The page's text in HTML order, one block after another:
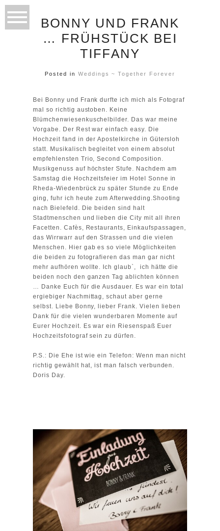
BONNY UND FRANK
… FRÜHSTÜCK BEI
TIFFANY
Posted in Weddings ~ Together Forever
Bei Bonny und Frank durfte ich mich als Fotograf
mal so richtig austoben. Keine
Blümchenwiesenkuschelbilder. Das war meine
Vorgabe. Der Rest war einfach easy. Die
Hochzeit fand in der Apostelkirche in Gütersloh
statt. Musikalisch begleitet von einem absolut
empfehlensten Trio,Second Composition.
Musikgenuss auf höchster Stufe. Nachdem am
Samstag die Hochzeitsfeier im Hotel Sonne in
Rheda-Wiedenbrück zu später Stunde zu Ende
ging, fuhr ich heute zum Afterwedding.Shooting
nach Bielefeld. Die beiden sind halt
Stadtmenschen und lieben die City mit all ihren
Facetten. Cafès, Restaurants, Einkaufspassagen,
das Wirrwarr auf den Strassen und die vielen
Menschen. Hier gab es so viele Möglichkeiten
die beiden zu fotografieren das man gar nicht
mehr aufhören wollte. Ich glaub`, ich hätte die
beiden noch den ganzen Tag ablichten können
… Danke Euch für die Ausdauer. Es war ein total
ergiebiger Nachmittag, schaut aber gerne
selbst. Liebe Bonny, lieber Frank. Vielen lieben
Dank für die vielen wunderbaren Momente auf
Eurer Hochzeit. Es war ein Riesenspaß Euer
Hochzeitsfotograf sein zu dürfen.
P.S.: Die Ehe ist wie ein Telefon: Wenn man nicht
richtig gewählt hat, ist man falsch verbunden.
Doris Day.